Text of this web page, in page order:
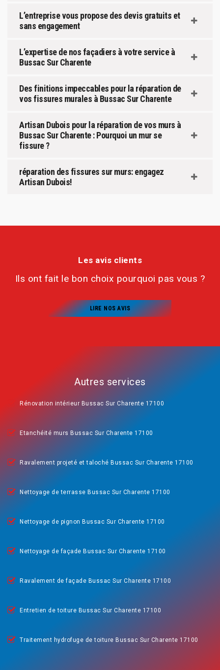
L’entreprise vous propose des devis gratuits et
sans engagement
L’expertise de nos façadiers à votre service à
Bussac Sur Charente
Des finitions impeccables pour la réparation de
vos fissures murales à Bussac Sur Charente
Artisan Dubois pour la réparation de vos murs à
Bussac Sur Charente : Pourquoi un mur se
fissure ?
réparation des fissures sur murs: engagez
Artisan Dubois!
Les avis clients
Ils ont fait le bon choix pourquoi pas vous ?
LIRE NOS AVIS
Autres services
Rénovation intérieur Bussac Sur Charente 17100
Etanchéité murs Bussac Sur Charente 17100
Ravalement projeté et taloché Bussac Sur Charente 17100
Nettoyage de terrasse Bussac Sur Charente 17100
Nettoyage de pignon Bussac Sur Charente 17100
Nettoyage de façade Bussac Sur Charente 17100
Ravalement de façade Bussac Sur Charente 17100
Entretien de toiture Bussac Sur Charente 17100
Traitement hydrofuge de toiture Bussac Sur Charente 17100